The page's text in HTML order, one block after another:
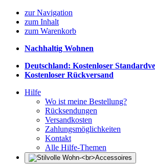
zur Navigation
zum Inhalt
zum Warenkorb
Nachhaltig Wohnen
Deutschland: Kostenloser
Kostenloser Rückversand
Hilfe
Wo ist meine Bestellung?
Rücksendungen
Versandkosten
Zahlungsmöglichkeiten
Kontakt
Alle Hilfe-Themen